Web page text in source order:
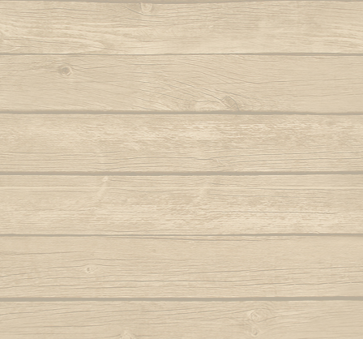
Aqui na minha casa
Armas brancas (Tiririca e Tucum e
Navalha)
Autor : Macaco Preto (Abada)
Aruandê (zumbi foi guerreiro)
Bahia de outrora
Autor : Mestre Mão Branca (Capoeira
Gerais)
Balança o corpo sinha
Autor : Mestre Pernalonga
Beriba e pau, e pau
Berimbau chamou você
Autor :
O
Autor : Mestre
O negro,
Autor : Cobra
O pé passou
O
Autor :